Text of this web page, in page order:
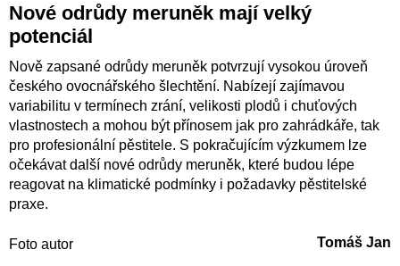
Nové odrůdy meruněk mají velký
potenciál
Nově zapsané odrůdy meruněk potvrzují vysokou úroveň
českého ovocnářského šlechtění. Nabízejí zajímavou
variabilitu v termínech zrání, velikosti plodů i chuťových
vlastnostech a mohou být přínosem jak pro zahrádkáře, tak
pro profesionální pěstitele. S pokračujícím výzkumem lze
očekávat další nové odrůdy meruněk, které budou lépe
reagovat na klimatické podmínky i požadavky pěstitelské
praxe.
Foto autor Tomáš Jan